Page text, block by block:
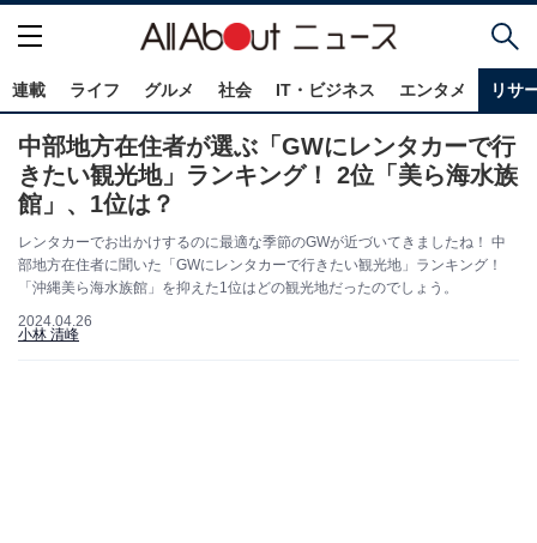
連載 ライフ グルメ 社会 IT・ビジネス エンタメ リサ
中部地方在住者が選ぶ「GWにレンタカーで行
きたい観光地」ランキング！ 2位「美ら海水族
館」、1位は？
レンタカーでお出かけするのに最適な季節のGWが近づいてきましたね！ 中
部地方在住者に聞いた「GWにレンタカーで行きたい観光地」ランキング！
「沖縄美ら海水族館」を抑えた1位はどの観光地だったのでしょう。
2024.04.26
小林 清峰